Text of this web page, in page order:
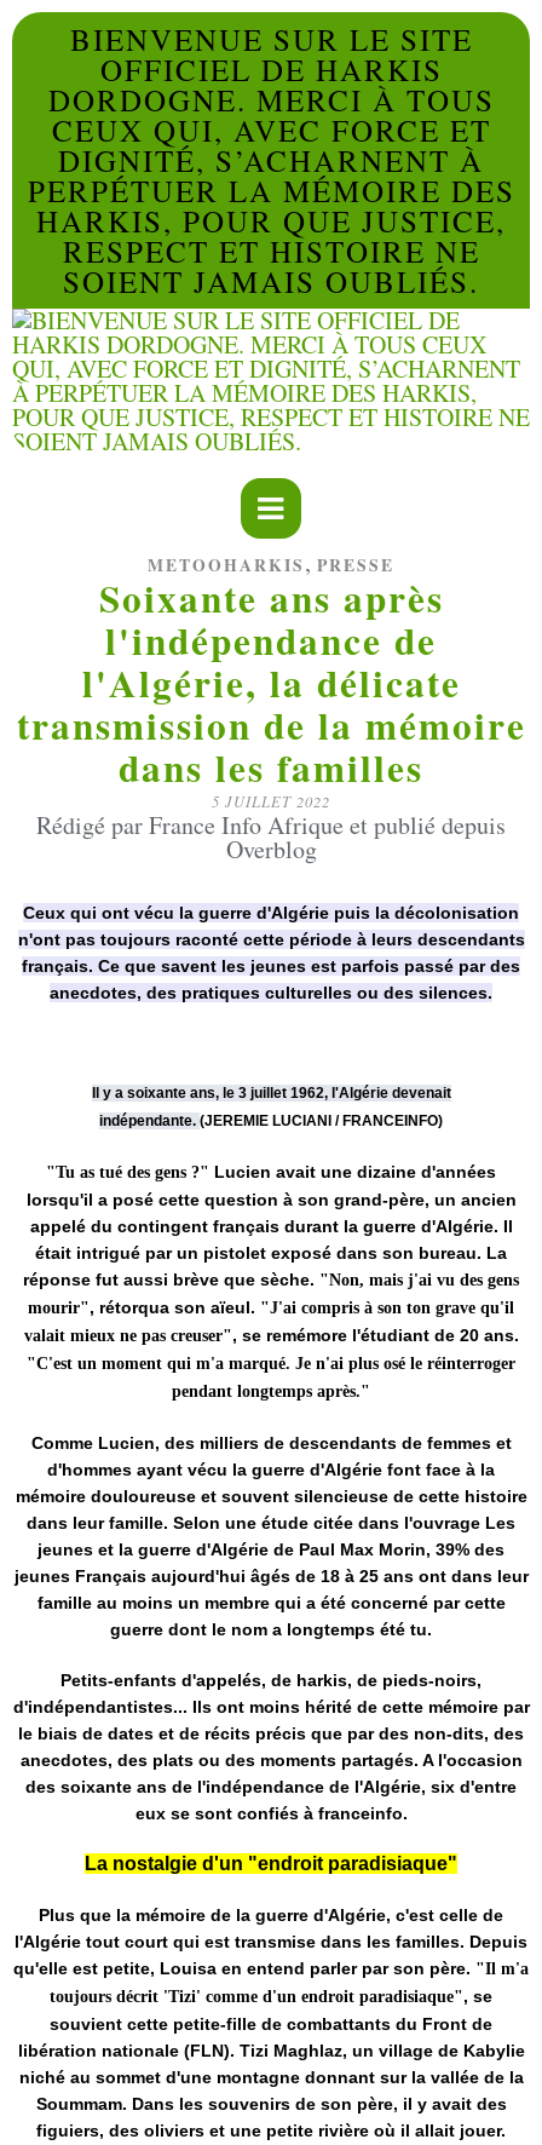
BIENVENUE SUR LE SITE
OFFICIEL DE HARKIS
DORDOGNE. MERCI À TOUS
CEUX QUI, AVEC FORCE ET
DIGNITÉ, S’ACHARNENT À
PERPÉTUER LA MÉMOIRE DES
HARKIS, POUR QUE JUSTICE,
RESPECT ET HISTOIRE NE
SOIENT JAMAIS OUBLIÉS.
METOOHARKIS , PRESSE
Soixante ans après
l'indépendance de
l'Algérie, la délicate
transmission de la mémoire
dans les familles
5 JUILLET 2022
Rédigé par France Info Afrique et publié depuis
Overblog
Ceux qui ont vécu la guerre d'Algérie puis la décolonisation
n'ont pas toujours raconté cette période à leurs descendants
français. Ce que savent les jeunes est parfois passé par des
anecdotes, des pratiques culturelles ou des silences.
Il y a soixante ans, le 3 juillet 1962, l'Algérie devenait
indépendante. (JEREMIE LUCIANI / FRANCEINFO)
"Tu as tué des gens ?" Lucien avait une dizaine d'années
lorsqu'il a posé cette question à son grand-père, un ancien
appelé du contingent français durant la guerre d'Algérie. Il
était intrigué par un pistolet exposé dans son bureau. La
réponse fut aussi brève que sèche. "Non, mais j'ai vu des gens
mourir", rétorqua son aïeul. "J'ai compris à son ton grave qu'il
valait mieux ne pas creuser", se remémore l'étudiant de 20 ans.
"C'est un moment qui m'a marqué. Je n'ai plus osé le réinterroger
pendant longtemps après."
Comme Lucien, des milliers de descendants de femmes et
d'hommes ayant vécu la guerre d'Algérie font face à la
mémoire douloureuse et souvent silencieuse de cette histoire
dans leur famille. Selon une étude citée dans l'ouvrage Les
jeunes et la guerre d'Algérie de Paul Max Morin, 39% des
jeunes Français aujourd'hui âgés de 18 à 25 ans ont dans leur
famille au moins un membre qui a été concerné par cette
guerre dont le nom a longtemps été tu.
Petits-enfants d'appelés, de harkis, de pieds-noirs,
d'indépendantistes... Ils ont moins hérité de cette mémoire par
le biais de dates et de récits précis que par des non-dits, des
anecdotes, des plats ou des moments partagés. A l'occasion
des soixante ans de l'indépendance de l'Algérie, six d'entre
eux se sont confiés à franceinfo.
La nostalgie d'un "endroit paradisiaque"
Plus que la mémoire de la guerre d'Algérie, c'est celle de
l'Algérie tout court qui est transmise dans les familles. Depuis
qu'elle est petite, Louisa en entend parler par son père. "Il m'a
toujours décrit 'Tizi' comme d'un endroit paradisiaque", se
souvient cette petite-fille de combattants du Front de
libération nationale (FLN). Tizi Maghlaz, un village de Kabylie
niché au sommet d'une montagne donnant sur la vallée de la
Soummam. Dans les souvenirs de son père, il y avait des
figuiers, des oliviers et une petite rivière où il allait jouer.